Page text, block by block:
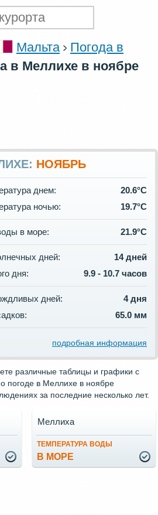
Мальта
Погода в
в Меллихе в ноябре
НОЯБРЬ
днем:
20.6°C
ночью:
19.7°C
в море: 21.9°C
дней:
14 дней
дня:
9.9 - 10.7 часов
дней:
4 дня
65.0 мм
подробная информация
различные таблицы и графики с
погоде в Меллихе в ноябре
за последние несколько лет.
ТЕМПЕРАТУРА ВОДЫ
В МОРЕ
Меллиха